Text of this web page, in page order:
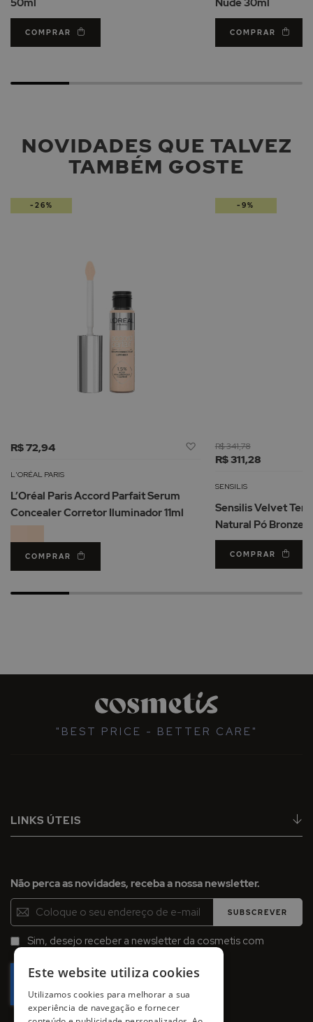
COMPRAR COMPRAR
NOVIDADES QUE TALVEZ
TAMBÉM GOSTE
R$ 72,94
Adicionar
Desejos
L'ORÉAL PARIS
L’Oréal Paris Accord Parfait Serum
Concealer Corretor Iluminador 11ml
COMPRAR
-26%
R$ 311,28
R$ 341,78
SENSILIS
Sensilis Velvet
Natural Pó
COMPRAR
-9%
"BEST PRICE - BETTER CARE"
LINKS ÚTEIS
Não perca as novidades, receba a nossa newsletter.
Inscreva-
se
na
Newsletter:
SUBSCREVER
Sim, desejo receber a newsletter da cosmetis com
Este website utiliza cookies
Utilizamos cookies para melhorar a sua
experiência de navegação e fornecer